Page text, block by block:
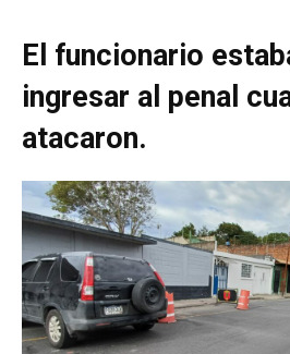
El funcionario
ingresar al penal
atacaron.